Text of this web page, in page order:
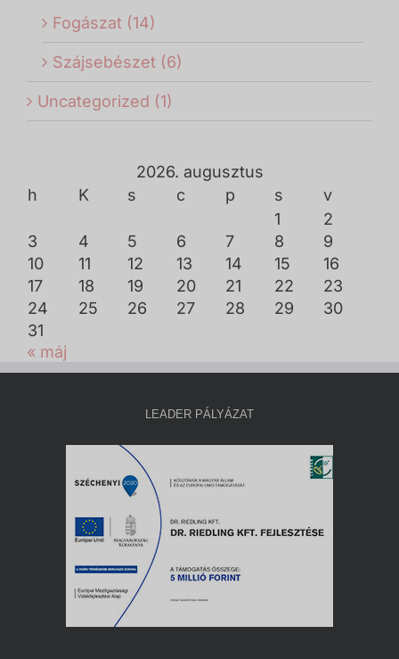
Fogászat (14)
Szájsebészet (6)
Uncategorized (1)
2026. augusztus
h
K s c p s
v
1
2
3
4 5 6 7 8
9
10
11 12 13 14 15
16
17
18 19 20 21 22
23
24
25 26 27 28 29
30
31
« máj
LEADER PÁLYÁZAT